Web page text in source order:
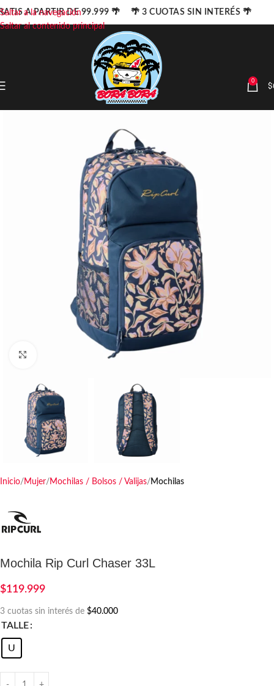
Saltar a la navegación
Saltar al contenido principal
0 $
Haga clic para ampliar
Inicio Mujer Mochilas / Bolsos / Valijas Mochilas
Mochila Rip Curl Chaser 33L
$119.999
3 cuotas sin interés de $40.000
TALLE
U
A PARTIR DE 99.999 🌴 🌴 3 CUOTAS SIN INTERÉS 🌴